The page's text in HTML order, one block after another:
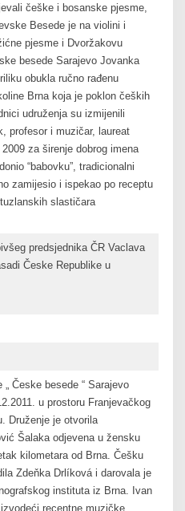
češke i bosanske pjesme,
Besede je na violini i
pjesme i Dvoržakovu
besede Sarajevo Jovanka
obukla ručno rađenu
Brna koja je poklon čeških
udruženja su izmijenili
profesor i muzičar, laureat
za širenje dobrog imena
“babovku”, tradicionalni
zamijesio i ispekao po receptu
slastičara
predsjednika ČR Vaclava
Česke Republike u
Česke besede “ Sarajevo
u prostoru Franjevačkog
Druženje je otvorila
Šalaka odjevena u žensku
kilometara od Brna. Češku
Zdeňka Drlíková i darovala je
instituta iz Brna. Ivan
recentne muzičke